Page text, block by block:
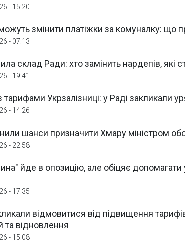
- 15:20
можуть змінити платіжки за комуналку: що
- 07:13
склад Ради: хто замінить нардепів, які
- 19:41
тарифами Укрзалізниці: у Раді закликали
- 14:26
шанси призначити Хмару міністром
- 22:58
йде в опозицію, але обіцяє допомагати
- 17:35
відмовитися від підвищення
та відновлення
- 15:08